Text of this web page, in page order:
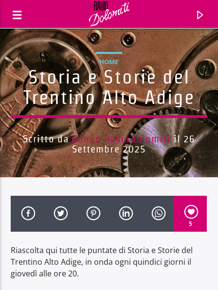
Titolo
Artista
HOME
Storia e Storie del
Trentino Alto Adige
Scritto daAdmin Radiodolomitiil 26
Settembre 2025
5
Riascolta qui tutte le puntate di Storia e Storie del
Trentino Alto Adige, in onda ogni quindici giorni il
giovedì alle ore 20.